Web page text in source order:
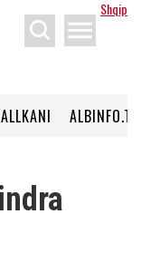
Shqip
menu
ALBINFO.TV